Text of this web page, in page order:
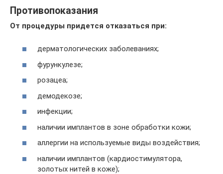
Противопоказания
От процедуры придется отказаться при:
дерматологических заболеваниях;
фурункулезе;
розацеа;
демодекозе;
инфекции;
наличии имплантов в зоне обработки кожи;
аллергии на используемые виды воздействия;
наличии имплантов (кардиостимулятора,
золотых нитей в коже);